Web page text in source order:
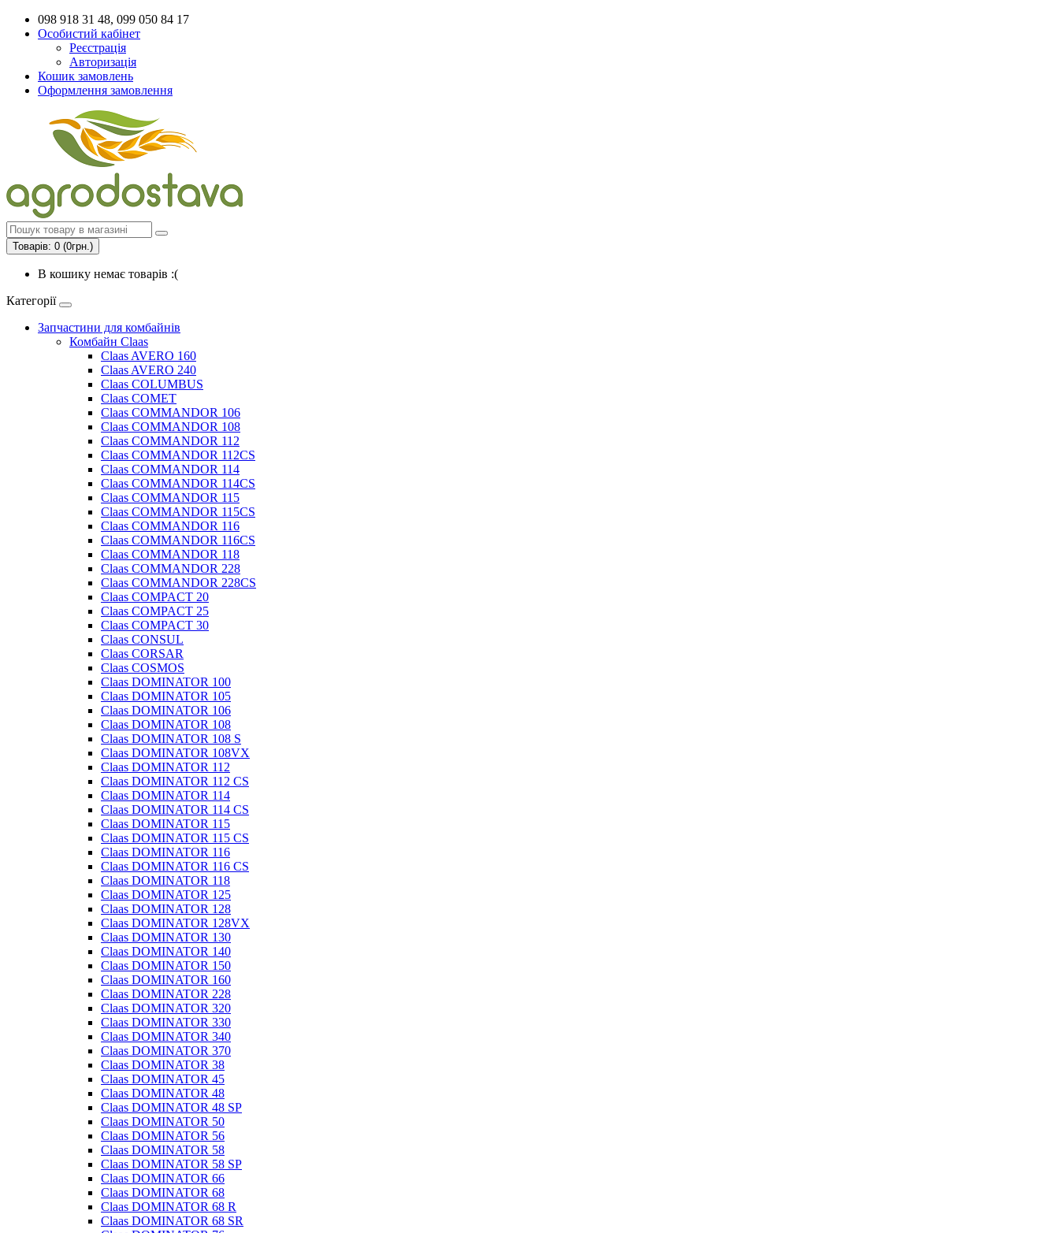
098 918 31 48, 099 050 84 17
Особистий кабінет
Реєстрація
Авторизація
Кошик замовлень
Оформлення замовлення
Товарів: 0 (0грн.)
В кошику немає товарів :(
Категорії
Запчастини для комбайнів
Комбайн Claas
Claas AVERO 160
Claas AVERO 240
Claas COLUMBUS
Claas COMET
Claas COMMANDOR 106
Claas COMMANDOR 108
Claas COMMANDOR 112
Claas COMMANDOR 112CS
Claas COMMANDOR 114
Claas COMMANDOR 114CS
Claas COMMANDOR 115
Claas COMMANDOR 115CS
Claas COMMANDOR 116
Claas COMMANDOR 116CS
Claas COMMANDOR 118
Claas COMMANDOR 228
Claas COMMANDOR 228CS
Claas COMPACT 20
Claas COMPACT 25
Claas COMPACT 30
Claas CONSUL
Claas CORSAR
Claas COSMOS
Claas DOMINATOR 100
Claas DOMINATOR 105
Claas DOMINATOR 106
Claas DOMINATOR 108
Claas DOMINATOR 108 S
Claas DOMINATOR 108VX
Claas DOMINATOR 112
Claas DOMINATOR 112 CS
Claas DOMINATOR 114
Claas DOMINATOR 114 CS
Claas DOMINATOR 115
Claas DOMINATOR 115 CS
Claas DOMINATOR 116
Claas DOMINATOR 116 CS
Claas DOMINATOR 118
Claas DOMINATOR 125
Claas DOMINATOR 128
Claas DOMINATOR 128VX
Claas DOMINATOR 130
Claas DOMINATOR 140
Claas DOMINATOR 150
Claas DOMINATOR 160
Claas DOMINATOR 228
Claas DOMINATOR 320
Claas DOMINATOR 330
Claas DOMINATOR 340
Claas DOMINATOR 370
Claas DOMINATOR 38
Claas DOMINATOR 45
Claas DOMINATOR 48
Claas DOMINATOR 48 SP
Claas DOMINATOR 50
Claas DOMINATOR 56
Claas DOMINATOR 58
Claas DOMINATOR 58 SP
Claas DOMINATOR 66
Claas DOMINATOR 68
Claas DOMINATOR 68 R
Claas DOMINATOR 68 SR